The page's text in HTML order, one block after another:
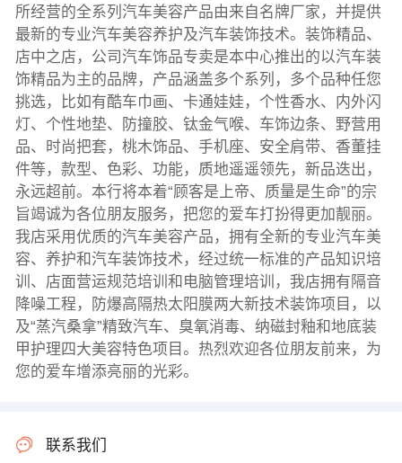
所经营的全系列汽车美容产品由来自名牌厂家，并提供
最新的专业汽车美容养护及汽车装饰技术。装饰精品、
店中之店，公司汽车饰品专卖是本中心推出的以汽车装
饰精品为主的品牌，产品涵盖多个系列，多个品种任您
挑选，比如有酷车巾画、卡通娃娃，个性香水、内外闪
灯、个性地垫、防撞胶、钛金气喉、车饰边条、野营用
品、时尚把套，桃木饰品、手机座、安全肩带、香董挂
件等，款型、色彩、功能，质地遥遥领先，新品迭出，
永远超前。本行将本着“顾客是上帝、质量是生命”的宗
旨竭诚为各位朋友服务，把您的爱车打扮得更加靓丽。
我店采用优质的汽车美容产品，拥有全新的专业汽车美
容、养护和汽车装饰技术，经过统一标准的产品知识培
训、店面营运规范培训和电脑管理培训，我店拥有隔音
降噪工程，防爆高隔热太阳膜两大新技术装饰项目，以
及“蒸汽桑拿”精致汽车、臭氧消毒、纳磁封釉和地底装
甲护理四大美容特色项目。热烈欢迎各位朋友前来，为
您的爱车增添亮丽的光彩。
联系我们